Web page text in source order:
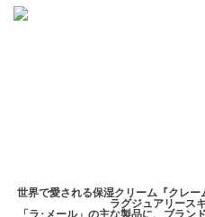
世界で愛される保湿クリーム『クレー
ラグジュアリース
「ラ･メール」の主な製品に、ブラン